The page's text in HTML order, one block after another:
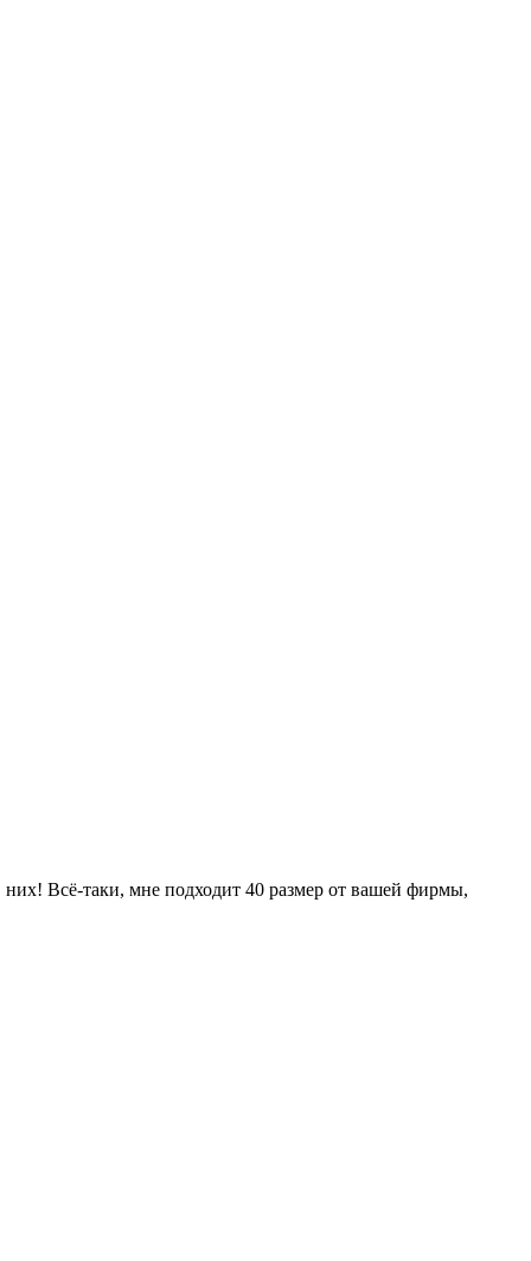
Всё-таки, мне подходит 40 размер от вашей фирмы,